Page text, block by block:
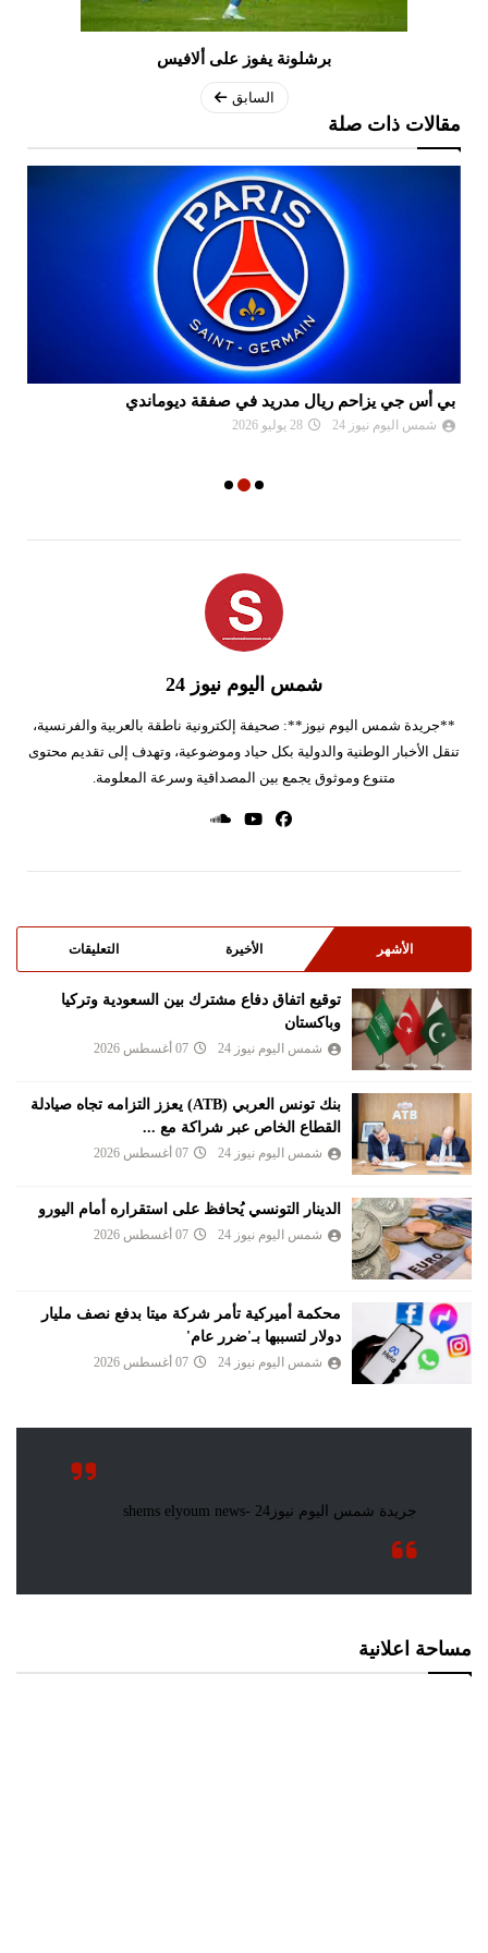
برشلونة يفوز على ألافيس
السابق
مقالات ذات صلة
بي أس جي يزاحم ريال مدريد في صفقة ديوماندي
شمس اليوم نيوز 24 28 يوليو 2026
شمس اليوم نيوز 24
**جريدة شمس اليوم نيوز**: صحيفة إلكترونية ناطقة بالعربية والفرنسية،
تنقل الأخبار الوطنية والدولية بكل حياد وموضوعية، وتهدف إلى تقديم محتوى
متنوع وموثوق يجمع بين المصداقية وسرعة المعلومة.
الأشهر الأخيرة التعليقات
توقيع اتفاق دفاع مشترك بين السعودية وتركيا
وباكستان
شمس اليوم نيوز 24 07 أغسطس 2026
بنك تونس العربي (ATB) يعزز التزامه تجاه صيادلة
القطاع الخاص عبر شراكة مع ...
شمس اليوم نيوز 24 07 أغسطس 2026
الدينار التونسي يُحافظ على استقراره أمام اليورو
شمس اليوم نيوز 24 07 أغسطس 2026
محكمة أميركية تأمر شركة ميتا بدفع نصف مليار
دولار لتسببها بـ'ضرر عام'
شمس اليوم نيوز 24 07 أغسطس 2026
مساحة اعلانية